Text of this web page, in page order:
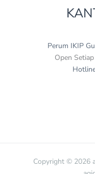
Perum IKIP
Open
Copyright © 2026